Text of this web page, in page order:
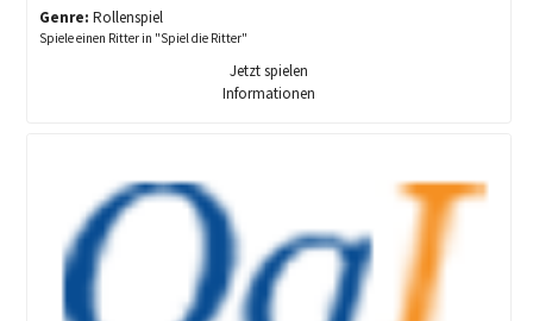
Genre: Rollenspiel
Spiele einen Ritter in "Spiel die Ritter"
Jetzt spielen
Informationen